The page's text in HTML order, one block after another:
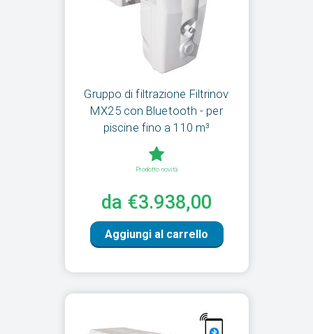
Gruppo di filtrazione Filtrinov
MX25 con Bluetooth - per
piscine fino a 110 m³
Prodotto novità
da €3.938,00
Aggiungi al carrello